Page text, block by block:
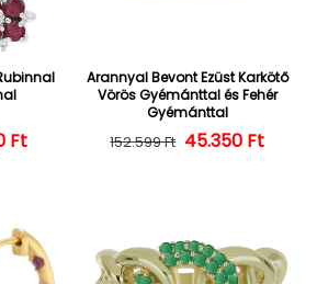
ár ár
Ft
Arannyal Bevont Ezüst Karkötő
Vörös Gyémánttal és Fehér
Gyémánttal
Normál ár
152.599 Ft 45.350 Ft